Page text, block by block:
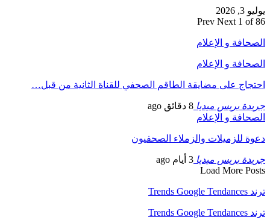
يوليو 3, 2026
Prev Next 1 of 86
الصحافة و الإعلام
الصحافة و الإعلام
احتجاج على مضايقة الطاقم الصحفي للقناة الثانية من قبل…
جريدة بريس ميديا 8 دقائق ago
الصحافة و الإعلام
دعوة للزميلات والزملاء الصحفيون
جريدة بريس ميديا 3 أيام ago
Load More Posts
ترند Trends Google Tendances
ترند Trends Google Tendances